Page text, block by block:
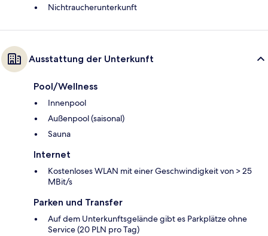
Nichtraucherunterkunft
Ausstattung der Unterkunft
Pool/Wellness
Innenpool
Außenpool (saisonal)
Sauna
Internet
Kostenloses WLAN mit einer Geschwindigkeit von > 25
MBit/s
Parken und Transfer
Auf dem Unterkunftsgelände gibt es Parkplätze ohne
Service (20 PLN pro Tag)